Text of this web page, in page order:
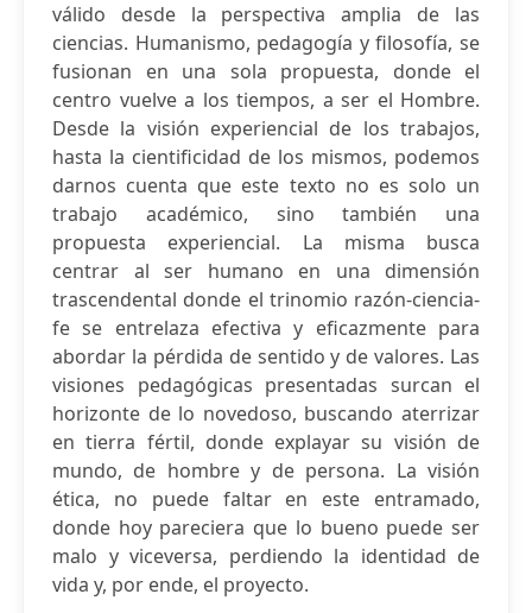
válido desde la perspectiva amplia de las
ciencias. Humanismo, pedagogía y filosofía, se
fusionan en una sola propuesta, donde el
centro vuelve a los tiempos, a ser el Hombre.
Desde la visión experiencial de los trabajos,
hasta la cientificidad de los mismos, podemos
darnos cuenta que este texto no es solo un
trabajo académico, sino también una
propuesta experiencial. La misma busca
centrar al ser humano en una dimensión
trascendental donde el trinomio razón-ciencia-
fe se entrelaza efectiva y eficazmente para
abordar la pérdida de sentido y de valores. Las
visiones pedagógicas presentadas surcan el
horizonte de lo novedoso, buscando aterrizar
en tierra fértil, donde explayar su visión de
mundo, de hombre y de persona. La visión
ética, no puede faltar en este entramado,
donde hoy pareciera que lo bueno puede ser
malo y viceversa, perdiendo la identidad de
vida y, por ende, el proyecto.